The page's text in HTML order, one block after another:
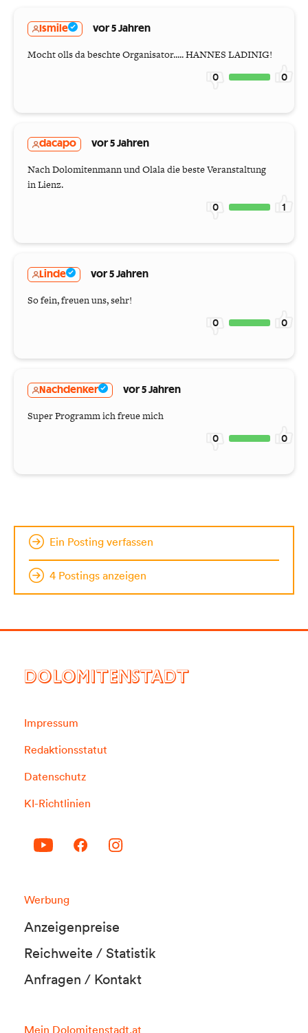
Ismile vor 5 Jahren
Mocht olls da beschte Organisator..... HANNES LADINIG!
0 0
dacapo vor 5 Jahren
Nach Dolomitenmann und Olala die beste Veranstaltung
in Lienz.
0 1
Linde vor 5 Jahren
So fein, freuen uns, sehr!
0 0
Nachdenker vor 5 Jahren
Super Programm ich freue mich
0 0
Ein Posting verfassen
4 Postings anzeigen
DOLOMITENSTADT
Impressum
Redaktionsstatut
Datenschutz
KI-Richtlinien
Werbung
Anzeigenpreise
Reichweite / Statistik
Anfragen / Kontakt
Mein Dolomitenstadt.at